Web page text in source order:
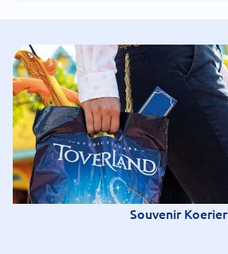
Souvenir Koerier